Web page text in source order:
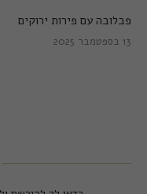
פבלובה עם פירות ירוקים
13 בספטמבר 2025